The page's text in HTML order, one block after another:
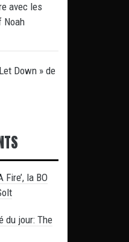
avec les
Noah
Down » de
Fire’, la BO
du jour: The